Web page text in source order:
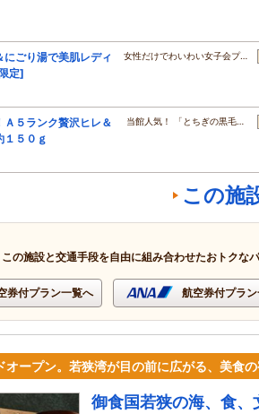
ごり湯で美肌レディ
定]
女性だけでわいわい女子会プ…
Ａ５ランク贅沢ヒレ＆
１５０ｇ
当館人気！ 「とちぎの黒毛…
この施
この施設と交通手段を自由に組み合わせたおトクな
券付プラン一覧へ 航空券付プラ
ープン。若狭湾が目の前に広がる、美食
御食国若狭の海、食、